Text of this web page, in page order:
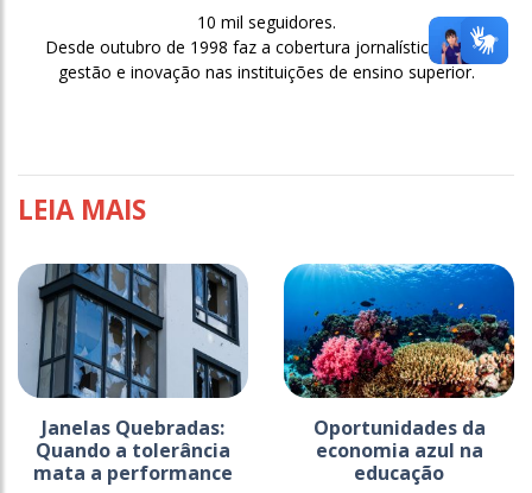
10 mil seguidores.
Desde outubro de 1998 faz a cobertura jornalística sobre
gestão e inovação nas instituições de ensino superior.
LEIA MAIS
Janelas Quebradas:
Quando a tolerância
mata a performance
Oportunidades da
economia azul na
educação